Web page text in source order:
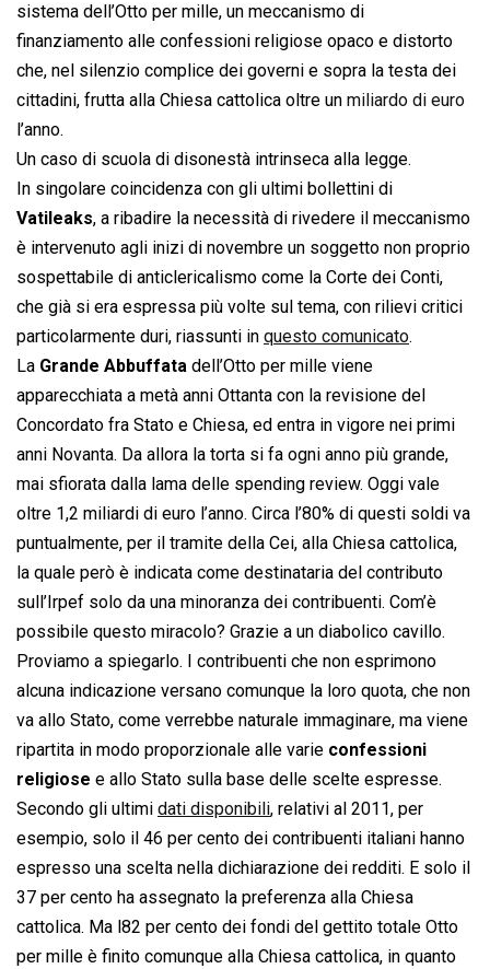
sistema dell’Otto per mille, un meccanismo di
finanziamento alle confessioni religiose opaco e distorto
che, nel silenzio complice dei governi e sopra la testa dei
cittadini, frutta alla Chiesa cattolica oltre un miliardo di euro
l’anno.
Un caso di scuola di disonestà intrinseca alla legge.
In singolare coincidenza con gli ultimi bollettini di
Vatileaks, a ribadire la necessità di rivedere il meccanismo
è intervenuto agli inizi di novembre un soggetto non proprio
sospettabile di anticlericalismo come la Corte dei Conti,
che già si era espressa più volte sul tema, con rilievi critici
particolarmente duri, riassunti in questo comunicato.
La Grande Abbuffata dell’Otto per mille viene
apparecchiata a metà anni Ottanta con la revisione del
Concordato fra Stato e Chiesa, ed entra in vigore nei primi
anni Novanta. Da allora la torta si fa ogni anno più grande,
mai sfiorata dalla lama delle spending review. Oggi vale
oltre 1,2 miliardi di euro l’anno. Circa l’80% di questi soldi va
puntualmente, per il tramite della Cei, alla Chiesa cattolica,
la quale però è indicata come destinataria del contributo
sull’Irpef solo da una minoranza dei contribuenti. Com’è
possibile questo miracolo? Grazie a un diabolico cavillo.
Proviamo a spiegarlo. I contribuenti che non esprimono
alcuna indicazione versano comunque la loro quota, che non
va allo Stato, come verrebbe naturale immaginare, ma viene
ripartita in modo proporzionale alle varie confessioni
religiose e allo Stato sulla base delle scelte espresse.
Secondo gli ultimi dati disponibili, relativi al 2011, per
esempio, solo il 46 per cento dei contribuenti italiani hanno
espresso una scelta nella dichiarazione dei redditi. E solo il
37 per cento ha assegnato la preferenza alla Chiesa
cattolica. Ma l82 per cento dei fondi del gettito totale Otto
per mille è finito comunque alla Chiesa cattolica, in quanto